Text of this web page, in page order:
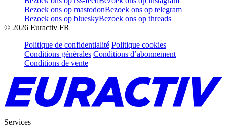
Bezoek ons op mastodonBezoek ons op telegram
Bezoek ons op blueskyBezoek ons op threads
© 2026 Euractiv FR
Politique de confidentialité Politique cookies
Conditions générales Conditions d’abonnement
Conditions de vente
Services